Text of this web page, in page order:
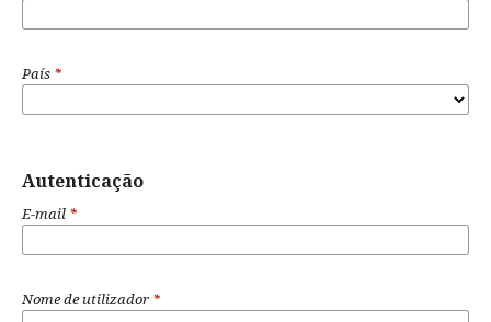
País *
Autenticação
E-mail *
Nome de utilizador *